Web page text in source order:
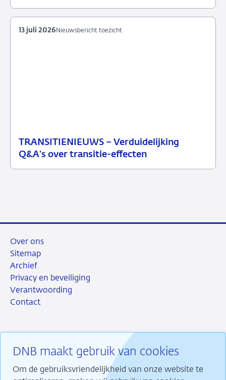
TRANSITIENIEUWS – Verduidelijking
Q&A’s over transitie-effecten
13
Nieuwsbericht
Nieuwsbericht toezicht
13 juli 2026
DNB maakt gebruik van cookies
Om de gebruiksvriendelijkheid van onze website te
Over ons
Sitemap
Archief
Privacy en beveiliging
Verantwoording
Contact
RSS InstagramLinkedin
X